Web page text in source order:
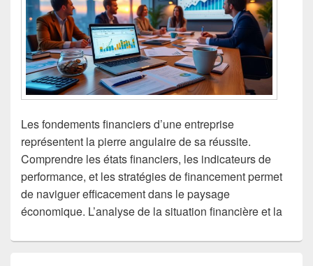
Les fondements financiers d’une entreprise
représentent la pierre angulaire de sa réussite.
Comprendre les états financiers, les indicateurs de
performance, et les stratégies de financement permet
de naviguer efficacement dans le paysage
économique. L’analyse de la situation financière et la